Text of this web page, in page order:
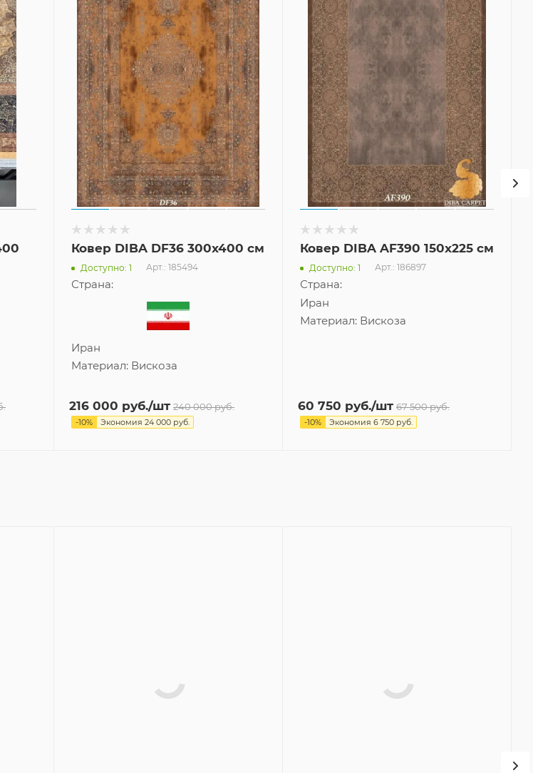
Ковер DIBA DF36 300x400 см
Доступно: 1 Арт.: 185494
Страна:
Иран
Материал: Вискоза
216 000 руб./шт 240 000руб.
-10% Экономия 24 000 руб.
Ковер DIBA AF390 150x225 см
Доступно: 1 Арт.: 186897
Страна:
60 750 руб./шт 67 500руб.
-10% Экономия 6 750 руб.